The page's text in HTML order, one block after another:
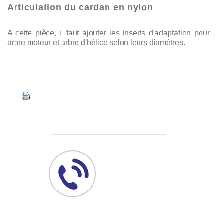
Articulation du cardan en nylon
A cette pièce, il faut ajouter les inserts d'adaptation pour
arbre moteur et arbre d'hélice selon leurs diamètres.